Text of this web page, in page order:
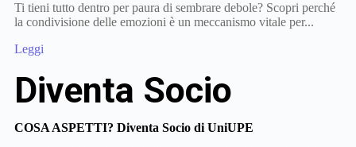
Ti tieni tutto dentro per paura di sembrare debole? Scopri perché
la condivisione delle emozioni è un meccanismo vitale per...
Leggi
Diventa Socio
COSA ASPETTI? Diventa Socio di UniUPE